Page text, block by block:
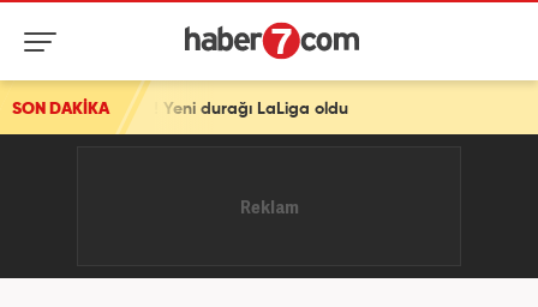
SON DAKİKA
durağı LaLiga oldu